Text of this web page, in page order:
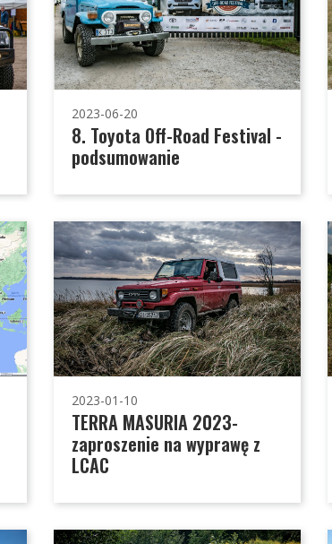
2023-06-20
8. Toyota Off-Road Festival -
podsumowanie
2023-01-10
TERRA MASURIA 2023-
zaproszenie na wyprawę z
LCAC